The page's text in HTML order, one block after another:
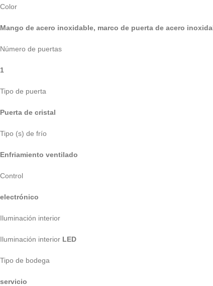
Color
Mango de acero inoxidable, marco de puerta de acero
Número de puertas
1
Tipo de puerta
Puerta de cristal
Tipo (s) de frío
Enfriamiento ventilado
Control
electrónico
Iluminación interior
Iluminación interior LED
Tipo de bodega
servicio